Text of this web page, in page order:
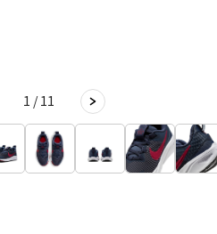
1 / 11